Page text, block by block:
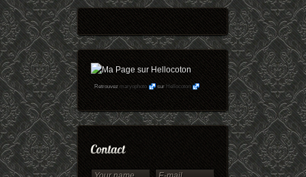
Retrouvezmaryophoto surHellocoton